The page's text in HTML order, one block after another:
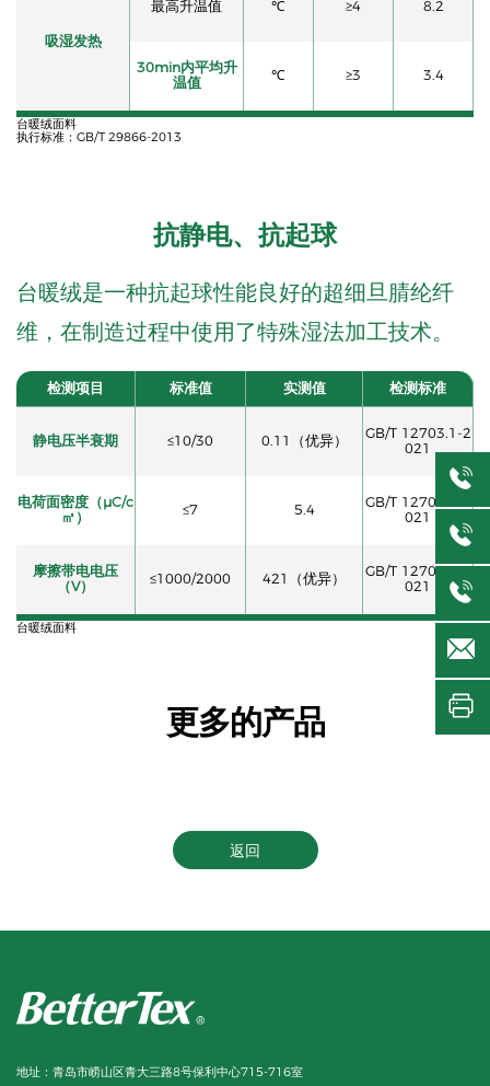
吸湿发热
最高升温值 ℃ ≥4 8.2
30min内平均升
温值
℃ ≥3 3.4
台暖绒面料
执行标准：GB/T 29866-2013
抗静电、抗起球
台暖绒是一种抗起球性能良好的超细旦腈纶纤
维，在制造过程中使用了特殊湿法加工技术。
检测项目 标准值 实测值 检测标准
静电压半衰期 ≤10/30 0.11（优异）
GB/T 12703.1-2
021
电荷面密度（μC/c
㎡）
≤7 5.4
GB/T 12703.2-2
021
摩擦带电电压
（V）
≤1000/2000 421（优异）
GB/T 12703.5-2
021
台暖绒面料
更多的产品
返回
地址： 青岛市崂山区青大三路8号保利中心715-716室